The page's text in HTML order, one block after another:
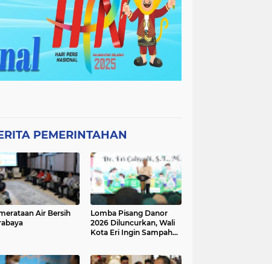
PEMERINTAHAN
Air Bersih
Lomba Pisang Danor
2026 Diluncurkan, Wali
Kota Eri Ingin Sampah